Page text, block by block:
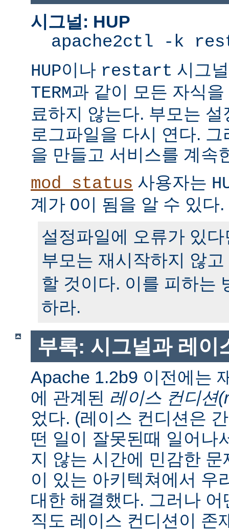
시그널: HUP
apache2ctl -k
HUP이나 restart 시그
TERM과 같이 모든 자식
료하지 않는다. 부모는
로그파일을 다시 연다.
을 만들고 서비스를 계속
mod_status 사용자는
계가 0이 됨을 알 수 있다.
설정파일에 오류가 있
부모는 재시작하지 않
할 것이다. 이를 피하는
하라.
부록: 시그널과 레이
Apache 1.2b9 이전에는
에 관계된 레이스 컨디션
었다. (레이스 컨디션은
떤 일이 잘못된때 일어나
지 않는 시간에 민감한
이 있는 아키텍쳐에서 우
대한 해결했다. 그러나
직도 레이스 컨디션이 존